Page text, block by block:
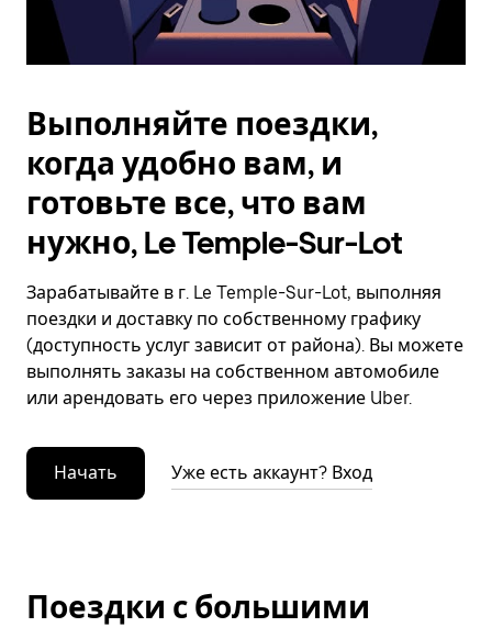
Выполняйте поездки,
когда удобно вам, и
готовьте все, что вам
нужно, Le Temple-Sur-Lot
Зарабатывайте в г. Le Temple-Sur-Lot, выполняя
поездки и доставку по собственному графику
(доступность услуг зависит от района). Вы можете
выполнять заказы на собственном автомобиле
или арендовать его через приложение Uber.
Начать Уже есть аккаунт? Вход
Поездки с большими